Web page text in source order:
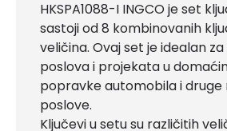
HKSPA1088-I INGCO je set
sastoji od 8 kombinovanih
veličina. Ovaj set je idealan
poslova i projekata u
popravke automobila i druge
poslove.
Ključevi u setu su različitih